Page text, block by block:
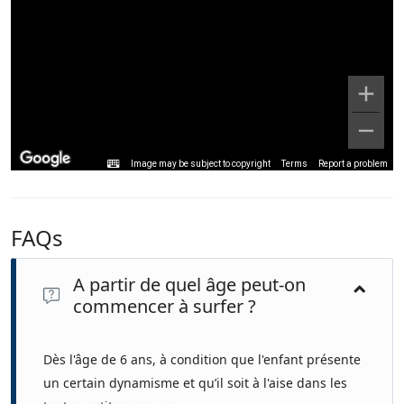
Image may be subject to copyright Terms Report a problem
FAQs
A partir de quel âge peut-on
commencer à surfer ?
Dès l'âge de 6 ans, à condition que l'enfant présente
un certain dynamisme et qu’il soit à l'aise dans les